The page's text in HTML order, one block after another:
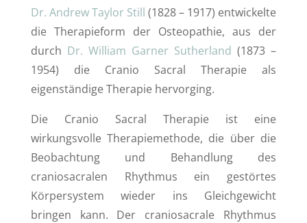
Dr. Andrew Taylor Still (1828 – 1917) entwickelte
die Therapieform der Osteopathie, aus der
durch Dr. William Garner Sutherland (1873 –
1954) die Cranio Sacral Therapie als
eigenständige Therapie hervorging.
Die Cranio Sacral Therapie ist eine
wirkungsvolle Therapiemethode, die über die
Beobachtung und Behandlung des
craniosacralen Rhythmus ein gestörtes
Körpersystem wieder ins Gleichgewicht
bringen kann. Der craniosacrale Rhythmus